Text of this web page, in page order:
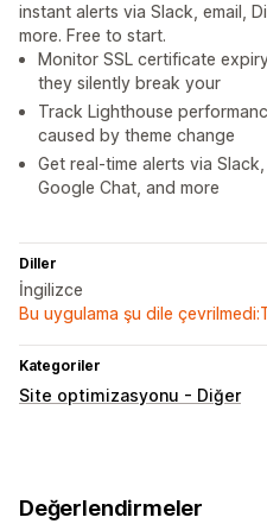
instant alerts via Slack, email,
more. Free to start.
Monitor SSL certificate
they silently break your
Track Lighthouse
caused by theme change
Get real-time alerts via
Google Chat, and more
Diller
İngilizce
Bu uygulama şu dile
Kategoriler
Site optimizasyonu - Diğer
Değerlendirmeler